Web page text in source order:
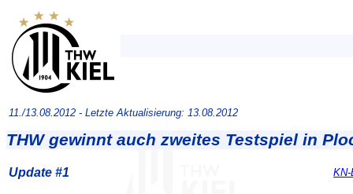
11./13.08.2012 - Letzte Aktualisierung: 13.08.2012
THW gewinnt auch zweites Testspiel in
Update #1